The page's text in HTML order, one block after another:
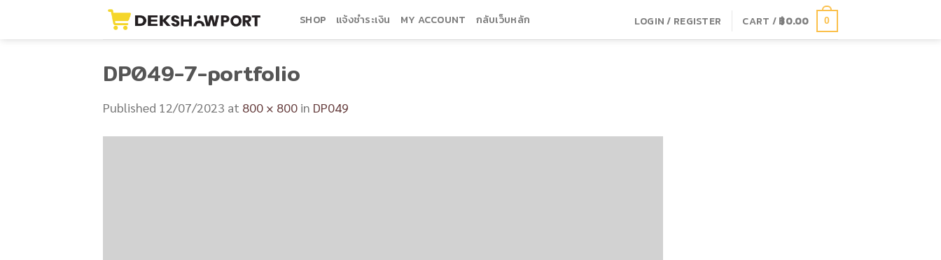
SHOP แจ้งชำระเงิน MY ACCOUNT กลับเว็บหลัก LOGIN / REGISTER CART /฿0.00 0
DP049-7-portfolio
Published 12/07/2023 at 800 × 800 in DP049